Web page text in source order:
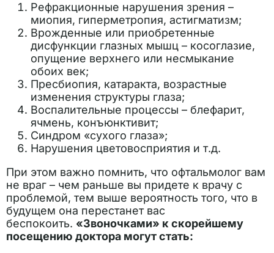
Рефракционные нарушения зрения –
миопия, гиперметропия, астигматизм;
Врожденные или приобретенные
дисфункции глазных мышц – косоглазие,
опущение верхнего или несмыкание
обоих век;
Пресбиопия, катаракта, возрастные
изменения структуры глаза;
Воспалительные процессы – блефарит,
ячмень, конъюнктивит;
Синдром «сухого глаза»;
Нарушения цветовосприятия и т.д.
При этом важно помнить, что офтальмолог вам
не враг – чем раньше вы придете к врачу с
проблемой, тем выше вероятность того, что в
будущем она перестанет вас
беспокоить. «Звоночками» к скорейшему
посещению доктора могут стать: